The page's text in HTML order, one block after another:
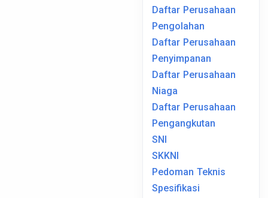
Daftar Perusahaan
Pengolahan
Daftar Perusahaan
Penyimpanan
Daftar Perusahaan
Niaga
Daftar Perusahaan
Pengangkutan
SNI
SKKNI
Pedoman Teknis
Spesifikasi